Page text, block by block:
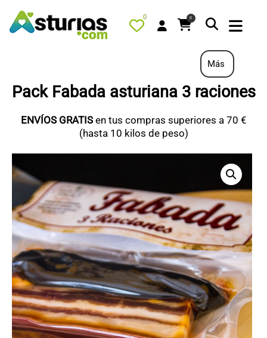
0 0
QUÉ HACER
ALOJAMIENTOS
TURISMO ACTIVO
TIENDA
PORTADA / DESTACADO
TODOS LOS PRODUCTOS
LOTES REGALO
FABES
QUESOS ASTURIANOS
CONSERVAS, PATÉS Y PLATOS
Más
Pack Fabada asturiana 3 raciones
ENVÍOS GRATISen tus compras superiores a 70 €
(hasta 10 kilos de peso)